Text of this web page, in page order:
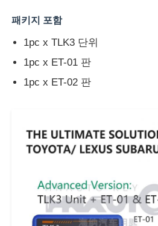
패키지 포함
1pc x TLK3 단위
1pc x ET-01 판
1pc x ET-02 판